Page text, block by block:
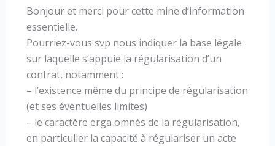
Bonjour et merci pour cette mine d’information
essentielle.
Pourriez-vous svp nous indiquer la base légale
sur laquelle s’appuie la régularisation d’un
contrat, notamment :
– l’existence même du principe de régularisation
(et ses éventuelles limites)
– le caractère erga omnès de la régularisation,
en particulier la capacité à régulariser un acte